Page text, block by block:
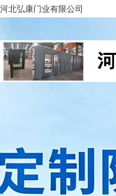
河北弘康门业有限公司